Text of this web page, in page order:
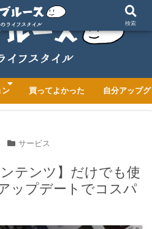
ン 買ってよかった 自分アップ
サービス
テンツ】だけでも使
ップデートでコスパ
検索